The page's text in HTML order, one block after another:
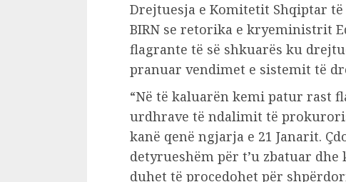
Drejtuesja e Komitetit Shqiptar
BIRN se retorika e kryeministrit
flagrante të së shkuarës ku
pranuar vendimet e sistemit të
“Në të kaluarën kemi patur rast
urdhrave të ndalimit të
kanë qenë ngjarja e 21 Janarit.
detyrueshëm për t’u zbatuar
duhet të procedohet për